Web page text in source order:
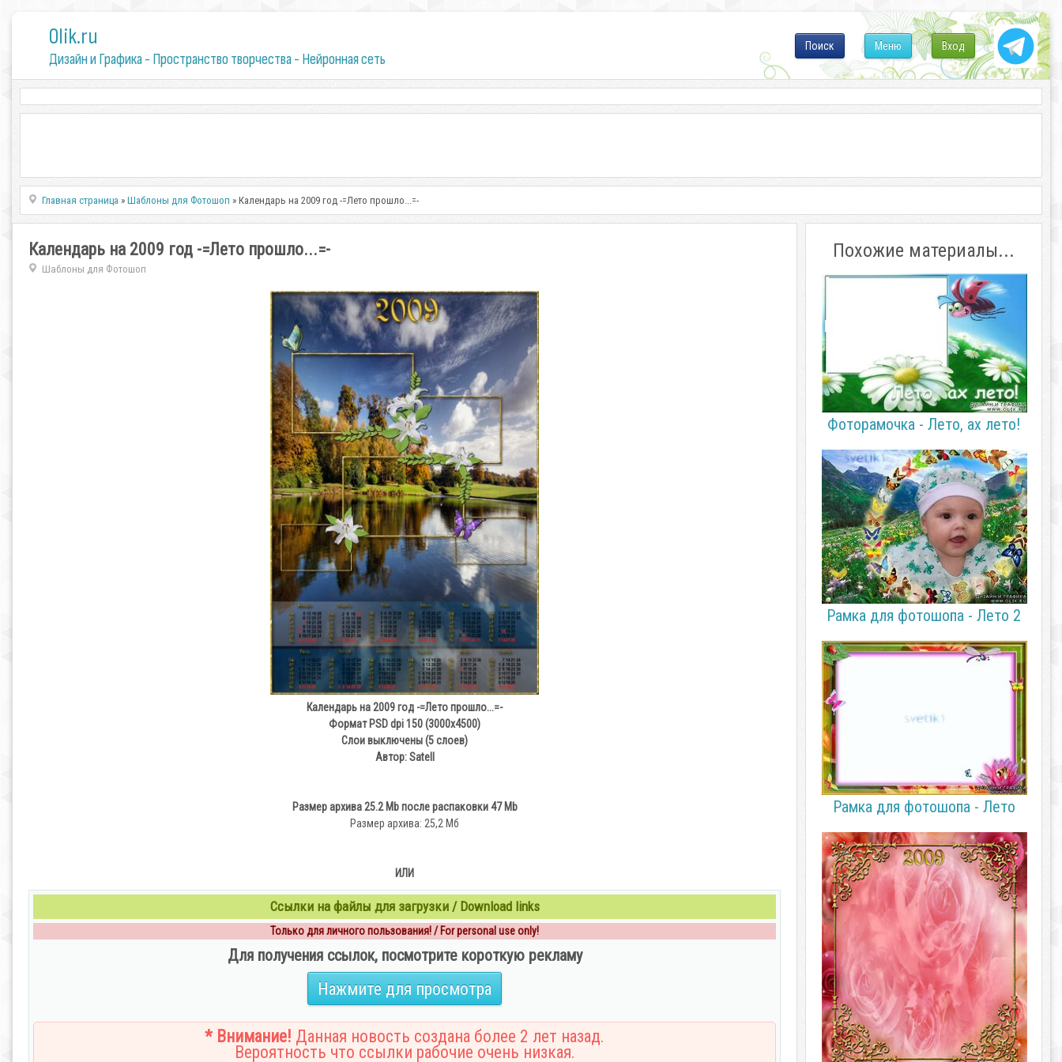
0lik.ru
Дизайн и Графика - Пространство творчества - Нейронная сеть
Вход
Меню
Поиск
Главная страница »Шаблоны для Фотошоп » Календарь на 2009 год -=Лето прошло...=-
Календарь на 2009 год -=Лето прошло...=-
Шаблоны для Фотошоп
Календарь на 2009 год -=Лето прошло...=-
Формат PSD dpi 150 (3000х4500)
Слои выключены (5 слоев)
Автор: Satell
Размер архива 25.2 Mb после распаковки 47 Mb
Размер архива: 25,2 Мб
ИЛИ
Ссылки на файлы для загрузки / Download links
Только для личного пользования! / For personal use only!
Для получения ссылок, посмотрите короткую рекламу
Нажмите для просмотра
* Внимание! Данная новость создана более 2 лет назад.
Вероятность что ссылки рабочие очень низкая.
Похожие материалы...
Фоторамочка - Лето, ах лето!
Рамка для фотошопа - Лето 2
Рамка для фотошопа - Лето